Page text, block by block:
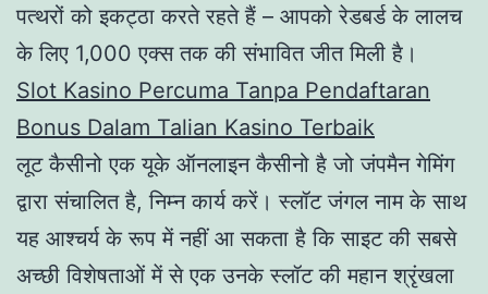
पत्थरों को इकट्ठा करते रहते हैं – आपको रेडबर्ड के लालच
के लिए 1,000 एक्स तक की संभावित जीत मिली है।
Slot Kasino Percuma Tanpa Pendaftaran
Bonus Dalam Talian Kasino Terbaik
लूट कैसीनो एक यूके ऑनलाइन कैसीनो है जो जंपमैन गेमिंग
द्वारा संचालित है, निम्न कार्य करें। स्लॉट जंगल नाम के साथ
यह आश्चर्य के रूप में नहीं आ सकता है कि साइट की सबसे
अच्छी विशेषताओं में से एक उनके स्लॉट की महान श्रृंखला